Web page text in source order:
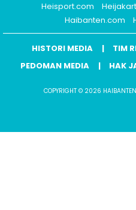
Heisport.com
Haibanten.com
HISTORI MEDIA TIM
PEDOMAN MEDIA
HAK
COPYRIGHT © 2026